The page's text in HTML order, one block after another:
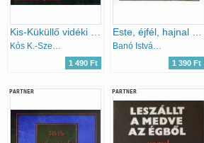
Kis-Küküllő vidéki magyar népművészet
Kós K.-Szentimrei J.-Nagy J.
1 490 Ft
Este, éjfél, hajnal (Baranyai népmesék)
Banó István (szerk.)
1 390 Ft
PARTNER PARTNER